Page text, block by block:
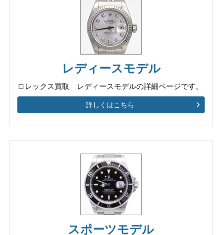
レディースモデル
ロレックス買取 レディースモデルの詳細ページです。
詳しくはこちら
スポーツモデル